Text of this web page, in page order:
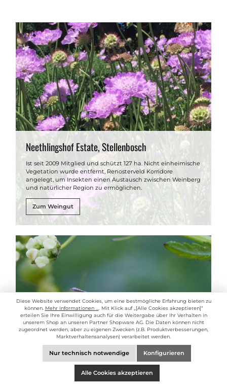
Neethlingshof Estate, Stellenbosch
Ist seit 2009 Mitglied und schützt 127 ha. Nicht einheimische
Vegetation wurde entfernt, Renosterveld Korridore
angelegt, um Insekten einen Austausch zwischen Weinberg
und natürlicher Region zu ermöglichen.
Zum Weingut
Oldenburg, Stellenbosch
bewirtschaftet. Heimische Pflanzen und
Diese Website verwendet Cookies, um eine bestmögliche Erfahrung bieten zu
können. Mehr Informationen ...
. Mit Klick auf „[Alle Cookies akzeptieren]“
erteilen Sie Ihre Einwilligung auch für die Weitergabe über Ihr Verhalten in
unserem Shop an unseren Partner Shopware AG. Die Daten können nicht
zugeordnet werden, aber zu eigenen Zwecken (z.B. Produktverbesserungen,
Marktverhaltensanalysen) verarbeitet werden.
Nur technisch notwendige Konfigurieren
Alle Cookies akzeptieren